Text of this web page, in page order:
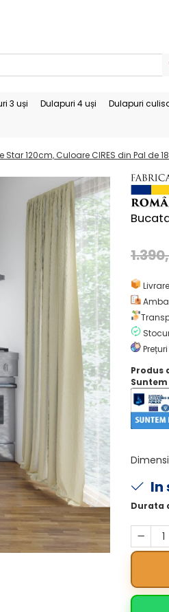
3 uși Dulapuri 4 uși Dulapuri
Star 120cm, Culoare CIRES din Pal de
Produs
Suntem
In
Durata